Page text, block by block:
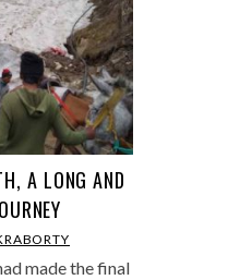
A LONG AND
made the final